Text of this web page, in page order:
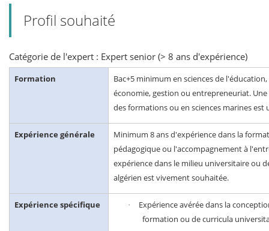
Profil souhaité
Catégorie de l'expert : Expert senior (> 8 ans d'expérience)
Formation
Bac+5 minimum en sciences de
économie, gestion ou entrepreneuriat.
des formations ou en sciences marines est
Expérience générale
Minimum 8 ans d'expérience dans la
pédagogique ou l'accompagnement à
expérience dans le milieu universitaire ou
algérien est vivement souhaitée.
Expérience spécifique ·
Expérience avérée dans la
formation ou de curricula